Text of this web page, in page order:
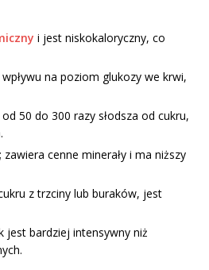
i jest niskokaloryczny, co
na poziom glukozy we krwi,
50 do 300 razy słodsza od cukru,
cenne minerały i ma niższy
z trzciny lub buraków, jest
jest bardziej intensywny niż